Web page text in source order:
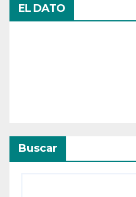
EL DATO
Buscar